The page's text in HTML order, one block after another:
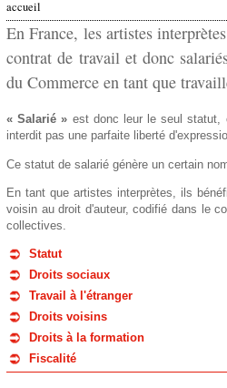
v
o
s
ê
t
e
s
i
c
i
accueil
En France, les artistes
contrat de travail et donc
du Commerce en tant que
« Salarié » est donc leur le seul statut,
interdit pas une parfaite liberté
Ce statut de salarié génère un certain
En tant que artistes interprètes, ils
voisin au droit d'auteur, codifié dans le
collectives.
Statut
Droits sociaux
Travail à l'étranger
Droits voisins
Droits à la formation
Fiscalité